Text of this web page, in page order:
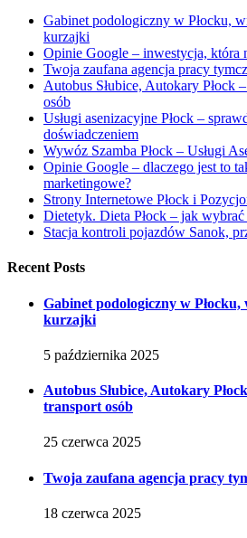
Gabinet podologiczny w Płocku,
kurzajki
Opinie Google – inwestycja, która
Twoja zaufana agencja pracy
Autobus Słubice, Autokary Płock
osób
Usługi asenizacyjne Płock –
doświadczeniem
Wywóz Szamba Płock – Usługi
Opinie Google – dlaczego jest to
marketingowe?
Strony Internetowe Płock i
Dietetyk. Dieta Płock – jak wybrać
Stacja kontroli pojazdów Sanok,
Recent Posts
Gabinet podologiczny w
kurzajki
5 października 2025
Autobus Słubice, Autokary
transport osób
25 czerwca 2025
Twoja zaufana agencja pracy
18 czerwca 2025